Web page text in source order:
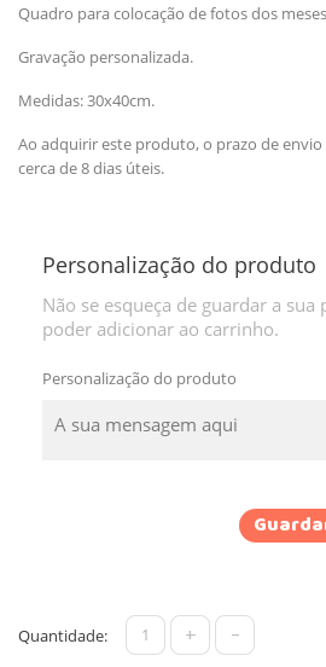
Quadro para colocação de fotos dos
Gravação personalizada.
Medidas: 30x40cm.
Ao adquirir este produto, o prazo de
cerca de 8 dias úteis.
Personalização do produto
Não se esqueça de guardar a sua
poder adicionar ao carrinho.
Personalização do produto
Quantidade: + -